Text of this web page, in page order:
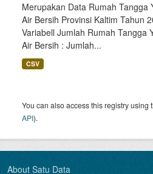
Merupakan Data Rumah Tangga
Air Bersih Provinsi Kaltim Tahun
Variabell Jumlah Rumah Tangga
Air Bersih : Jumlah...
CSV
You can also access this registry using
API).
About Satu Data